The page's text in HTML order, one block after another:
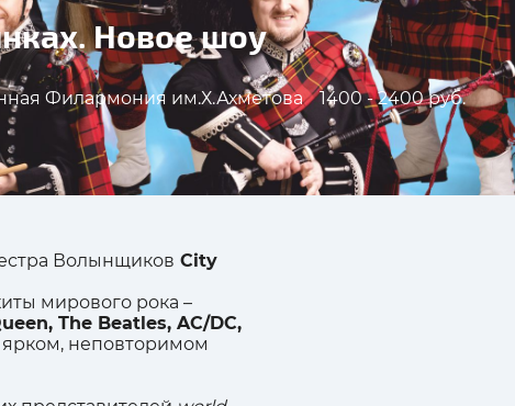
Новое шоу
Филармония им.Х.Ахметова 1400 - 2400 руб.
Волынщиков City
мирового рока –
The Beatles, AC/DC,
неповторимом